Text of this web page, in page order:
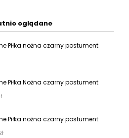
oglądane
Piłka nożna czarny postument
Piłka Nożna czarny postument
Piłka nożna czarny postument
zł